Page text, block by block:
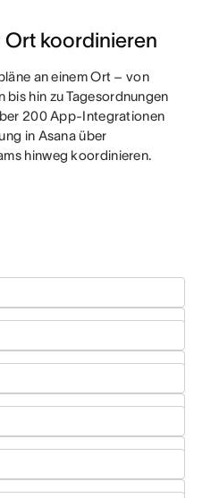
Ort koordinieren
an einem Ort – von
hin zu Tagesordnungen
200 App-Integrationen
in Asana über
hinweg koordinieren.